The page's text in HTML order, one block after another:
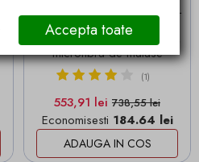
Covor Plusat, EGO-Rabbit, L
Grey, 3 cm grosime, spate
Anti-Derapant, 180x260 cm,
microfibra de matase
(1)
Pret
553,91 lei Pret de baza
738,55 lei
Economisesti 184.64 lei
ADAUGA IN COS
Accepta toate